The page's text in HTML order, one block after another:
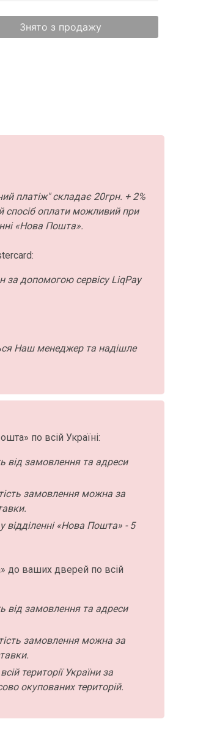
Знято з продажу
платіж" складає 20грн. + 2%
спосіб оплати можливий при
«Нова Пошта».
за допомогою сервісу LiqPay
Наш менеджер та надішле
по всій Україні:
від замовлення та адреси
замовлення можна за
відділенні «Нова Пошта» - 5
до ваших дверей по всій
від замовлення та адреси
замовлення можна за
території України за
окупованих територій.